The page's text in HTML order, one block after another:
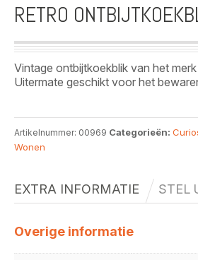
RETRO
Vintage ontbijtkoekblik van het
Uitermate geschikt voor het
Artikelnummer: 00969 Categorieën:
Wonen
EXTRA INFORMATIE STEL
Overige informatie